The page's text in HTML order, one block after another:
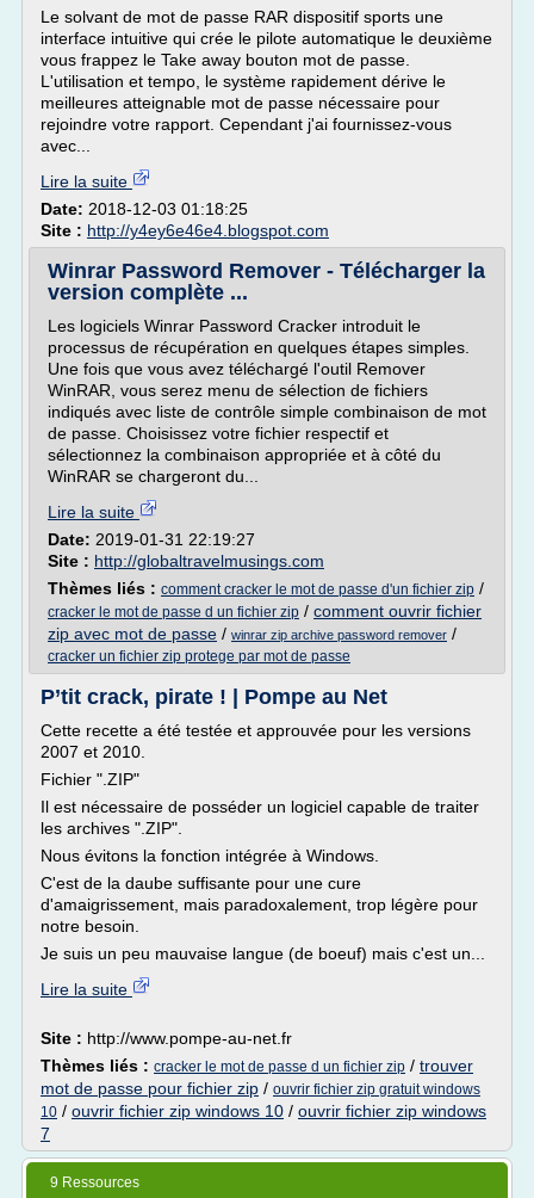
Le solvant de mot de passe RAR dispositif sports une
interface intuitive qui crée le pilote automatique le deuxième
vous frappez le Take away bouton mot de passe.
L'utilisation et tempo, le système rapidement dérive le
meilleures atteignable mot de passe nécessaire pour
rejoindre votre rapport. Cependant j'ai fournissez-vous
avec...
Lire la suite
Date: 2018-12-03 01:18:25
Site : http://y4ey6e46e4.blogspot.com
Winrar Password Remover - Télécharger la
version complète ...
Les logiciels Winrar Password Cracker introduit le
processus de récupération en quelques étapes simples.
Une fois que vous avez téléchargé l'outil Remover
WinRAR, vous serez menu de sélection de fichiers
indiqués avec liste de contrôle simple combinaison de mot
de passe. Choisissez votre fichier respectif et
sélectionnez la combinaison appropriée et à côté du
WinRAR se chargeront du...
Lire la suite
Date: 2019-01-31 22:19:27
Site : http://globaltravelmusings.com
Thèmes liés : comment cracker le mot de passe d'un fichier zip /
cracker le mot de passe d un fichier zip / comment ouvrir fichier
zip avec mot de passe / winrar zip archive password remover /
cracker un fichier zip protege par mot de passe
P’tit crack, pirate ! | Pompe au Net
Cette recette a été testée et approuvée pour les versions
2007 et 2010.
Fichier ".ZIP"
Il est nécessaire de posséder un logiciel capable de traiter
les archives ".ZIP".
Nous évitons la fonction intégrée à Windows.
C'est de la daube suffisante pour une cure
d'amaigrissement, mais paradoxalement, trop légère pour
notre besoin.
Je suis un peu mauvaise langue (de boeuf) mais c'est un...
Lire la suite
Site : http://www.pompe-au-net.fr
Thèmes liés : cracker le mot de passe d un fichier zip / trouver
mot de passe pour fichier zip / ouvrir fichier zip gratuit windows
10 / ouvrir fichier zip windows 10 / ouvrir fichier zip windows
7
9 Ressources